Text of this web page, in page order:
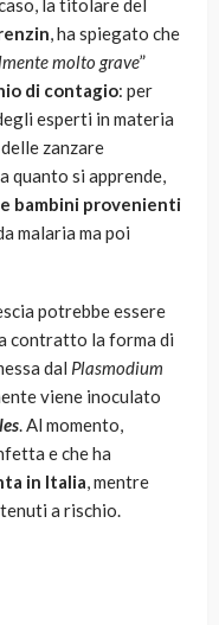
la titolare del
, ha spiegato che
molto grave”
di contagio: per
esperti in materia
zanzare
quanto si apprende,
bambini provenienti
malaria ma poi
potrebbe essere
contratto la forma di
dal Plasmodium
viene inoculato
. Al momento,
e che ha
in Italia, mentre
a rischio.